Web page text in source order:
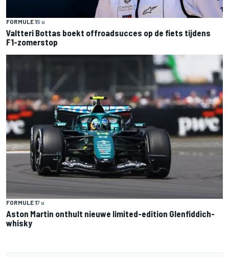
FORMULE 15 u
Valtteri Bottas boekt offroadsucces op de fiets tijdens
F1-zomerstop
FORMULE 17 u
Aston Martin onthult nieuwe limited-edition Glenfiddich-
whisky